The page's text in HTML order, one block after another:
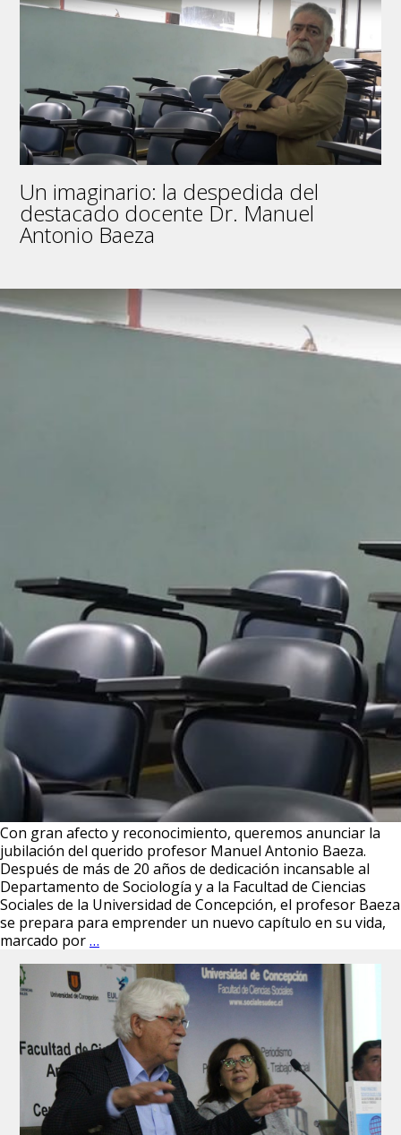
Jorge
Rojas
internacional
científica
del
día
del
agua
Un imaginario: la despedida del
destacado docente Dr. Manuel
Antonio Baeza
Con gran afecto y reconocimiento, queremos anunciar la
jubilación del querido profesor Manuel Antonio Baeza.
Después de más de 20 años de dedicación incansable al
Departamento de Sociología y a la Facultad de Ciencias
Sociales de la Universidad de Concepción, el profesor Baeza
se prepara para emprender un nuevo capítulo en su vida,
marcado por…
la
despedida
del
destacado
docente
Dr.
Manuel
Antonio
Baeza